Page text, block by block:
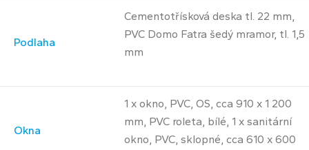
Podlaha
Cementotřísková deska tl. 22 mm,
PVC Domo Fatra šedý mramor, tl. 1,5
mm
Okna
1 x okno, PVC, OS, cca 910 x 1 200
mm, PVC roleta, bílé, 1 x sanitární
okno, PVC, sklopné, cca 610 x 600